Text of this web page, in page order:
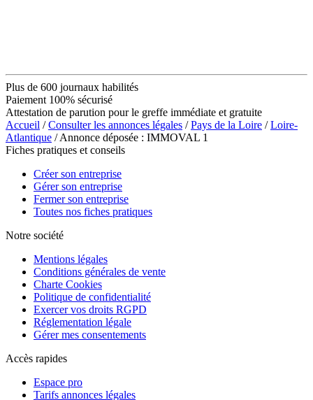
Plus de 600 journaux habilités
Paiement 100% sécurisé
Attestation de parution pour le greffe immédiate et gratuite
Accueil /Consulter les annonces légales /Pays de la Loire /Loire-
Atlantique / Annonce déposée : IMMOVAL 1
Fiches pratiques et conseils
Créer son entreprise
Gérer son entreprise
Fermer son entreprise
Toutes nos fiches pratiques
Notre société
Mentions légales
Conditions générales de vente
Charte Cookies
Politique de confidentialité
Exercer vos droits RGPD
Réglementation légale
Gérer mes consentements
Accès rapides
Espace pro
Tarifs annonces légales